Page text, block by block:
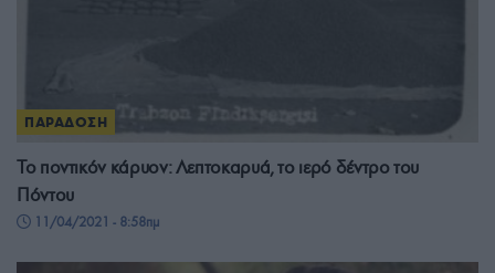
ΠΑΡΑΔΟΣΗ
Το ποντικόν κάρυον: Λεπτοκαρυά, το ιερό δέντρο του
Πόντου
11/04/2021 - 8:58πμ